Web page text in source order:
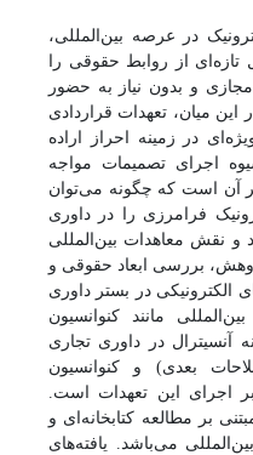
در عرصه بین‌المللی،
از روابط حقوقی را
و بدون نیاز به حضور
میان، تعهدات قراردادی
در زمینه احراز اراده
اجرای تصمیمات مواجه
است که چگونه می‌توان
فرامرزی را در داوری
و نقش معاهدات بین‌المللی
بررسی ابعاد حقوقی و
الکترونیکی در بستر داوری
مانند کنوانسیون
نمونه آنسیترال در داوری تجاری
و اصلاحات بعدی) و کنوانسیون
اجرای این تعهدات است.
بر مطالعه کتابخانه‌ای و
می‌باشد. یافته‌های